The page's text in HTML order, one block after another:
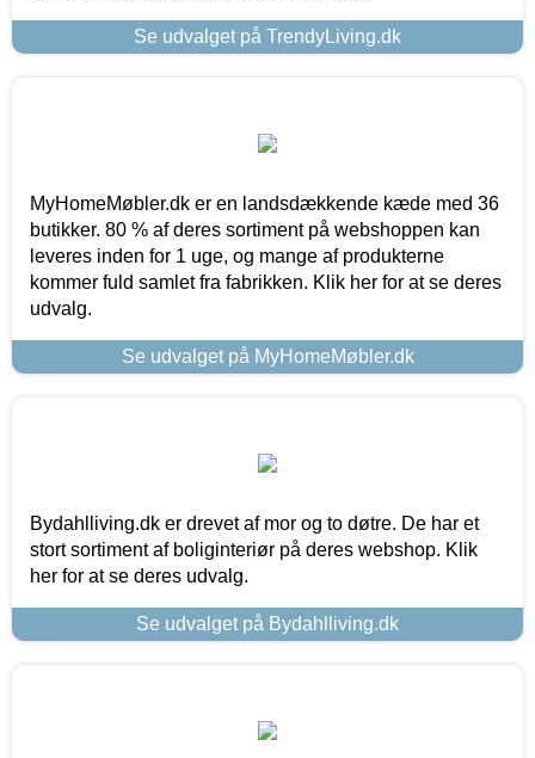
Se udvalget på TrendyLiving.dk
MyHomeMøbler.dk er en landsdækkende kæde med 36
butikker. 80 % af deres sortiment på webshoppen kan
leveres inden for 1 uge, og mange af produkterne
kommer fuld samlet fra fabrikken. Klik her for at se deres
udvalg.
Se udvalget på MyHomeMøbler.dk
Bydahlliving.dk er drevet af mor og to døtre. De har et
stort sortiment af boliginteriør på deres webshop. Klik
her for at se deres udvalg.
Se udvalget på Bydahlliving.dk